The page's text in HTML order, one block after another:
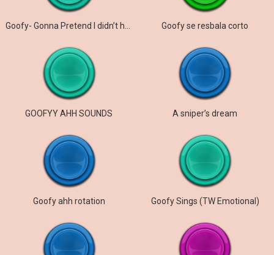
Goofy se resbala corto
GOOFYY AHH SOUNDS A sniper’s dream
Goofy ahh rotation Goofy Sings (TW Emotional)